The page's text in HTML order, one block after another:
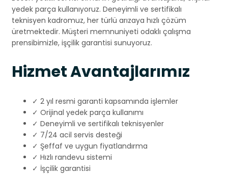
yedek parça kullanıyoruz. Deneyimli ve sertifikalı
teknisyen kadromuz, her türlü arızaya hızlı çözüm
üretmektedir. Müşteri memnuniyeti odaklı çalışma
prensibimizle, işçilik garantisi sunuyoruz.
Hizmet Avantajlarımız
✓ 2 yıl resmi garanti kapsamında işlemler
✓ Orijinal yedek parça kullanımı
✓ Deneyimli ve sertifikalı teknisyenler
✓ 7/24 acil servis desteği
✓ Şeffaf ve uygun fiyatlandırma
✓ Hızlı randevu sistemi
✓ İşçilik garantisi